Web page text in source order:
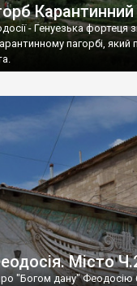
Карантинний
- Генуезька фортеця
пагорбі, який
Місто
"Богом дану"